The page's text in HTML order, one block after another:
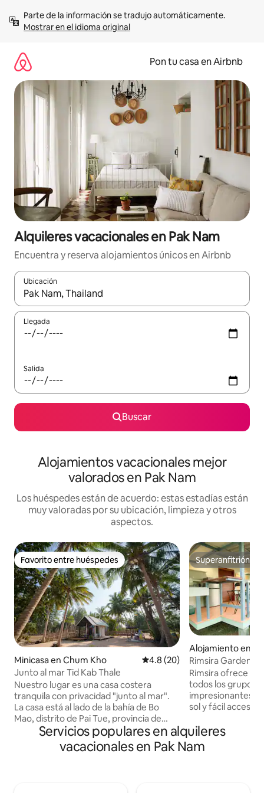
contenidoMostrar en el idioma original
Pon tu casa en Airbnb
Alquileres vacacionales en Pak Nam
Encuentra y reserva alojamientos únicos en Airbnb
Ubicación
Cuando los resultados estén disponibles, navega con las
Llegada
Salida
Buscar
Alojamientos vacacionales mejor
valorados en Pak Nam
Los huéspedes están de acuerdo: estas estadías están
muy valoradas por su ubicación, limpieza y otros
aspectos.
Favorito entre huéspedes
Favorito entre huéspedes
Minicasa en Chum Kho Calificación promedio: 4.8 de
4.8 (20)
Junto al mar Tid Kab Thale
Nuestro lugar es una casa costera
tranquila con privacidad "junto al mar".
La casa está al lado de la bahía de Bo
Mao, distrito de Pai Tue, provincia de
Chumphon. ✈️ Por dónde está el
aeropuerto de Chumphon 🚆 Cerca de la
estación de tren de Patu A 🏫 10 minutos
Superanfitrión
Superanfitrión
Alojamiento en
Rimsira Garden
Rimsira ofrece 5
todos los grupos.
impresionantes
sol y fácil acceso
(3 minutos en
mercados locales,
Servicios populares en alquileres
vacacionales en Pak Nam